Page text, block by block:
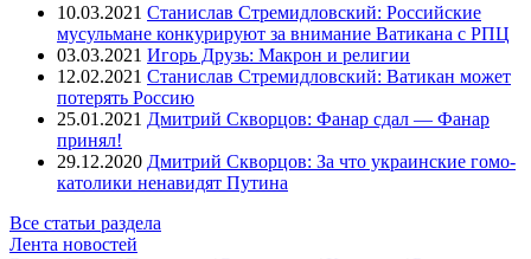
10.03.2021 Станислав Стремидловский: Российские
мусульмане конкурируют за внимание Ватикана с РПЦ
03.03.2021 Игорь Друзь: Макрон и религии
12.02.2021 Станислав Стремидловский: Ватикан может
потерять Россию
25.01.2021 Дмитрий Скворцов: Фанар сдал — Фанар
принял!
29.12.2020 Дмитрий Скворцов: За что украинские гомо-
католики ненавидят Путина
Все статьи раздела
Лента новостей